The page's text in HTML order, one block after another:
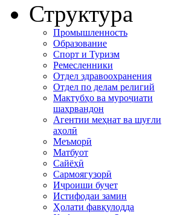
Структура
Промышленность
Образование
Спорт и Туризм
Ремесленники
Отдел здравоохранения
Отдел по делам религий
Мактубҳо ва муроҷиати
шаҳрвандон
Агентии меҳнат ва шуғли
аҳолӣ
Меъморӣ
Матбуот
Сайёҳӣ
Сармоягузорӣ
Иҷроиши буҷет
Истифодаи замин
Ҳолати фавқулодда